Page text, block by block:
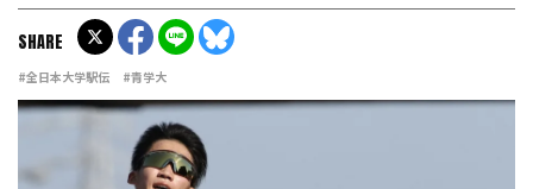
#全日本大学駅伝 #青学大
SHARE